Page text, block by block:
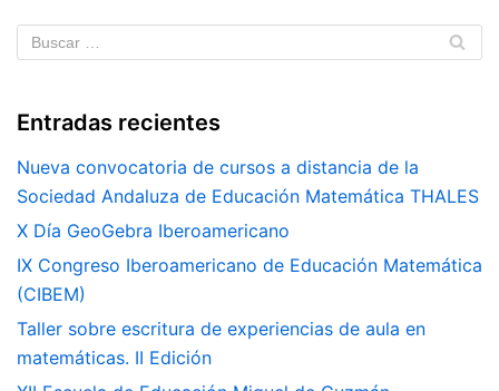
Entradas recientes
Nueva convocatoria de cursos a distancia de la
Sociedad Andaluza de Educación Matemática THALES
X Día GeoGebra Iberoamericano
IX Congreso Iberoamericano de Educación Matemática
(CIBEM)
Taller sobre escritura de experiencias de aula en
matemáticas. II Edición